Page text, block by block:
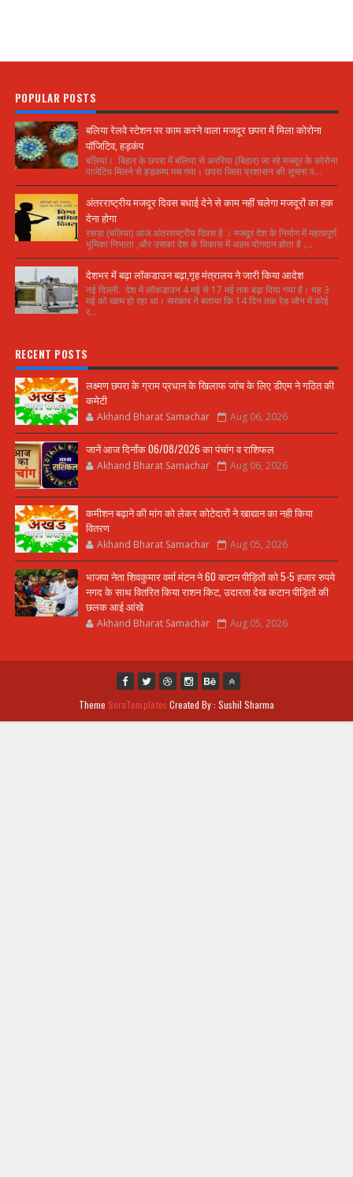
POPULAR POSTS
बलिया रेलवे स्टेशन पर काम करने वाला मजदूर छपरा में मिला कोरोना
पॉजिटिव, हड़कंप
बलिया। बिहार के छपरा में बलिया से अररिया (बिहार) जा रहे मजदूर के कोरोना
पाजेटिव मिलने से हड़कम्प मच गया। छपरा जिला प्रशासन की सूचना प...
अंतरराष्ट्रीय मजदूर दिवस बधाई देने से काम नहीं चलेगा मजदूरों का हक
देना होगा
रसड़ा (बलिया) आज अंतरराष्ट्रीय दिवस है । मजदूर देश के निर्माण में महत्वपूर्ण
भूमिका निभाता ,और उसका देश के विकास में अहम योगदान होता है ,...
देशभर में बढ़ा लॉकडाउन बढ़ा,गृह मंत्रालय ने जारी किया आदेश
नई दिल्ली. देश में लॉकडाउन 4 मई से 17 मई तक बढ़ा दिया गया है। यह 3
मई को खत्म हो रहा था। सरकार ने बताया कि 14 दिन तक रेड जोन में कोई
र...
RECENT POSTS
लक्ष्मण छपरा के ग्राम प्रधान के खिलाफ जांच के लिए डीएम ने गठित की
कमेटी
Akhand Bharat Samachar Aug 06, 2026
जानें आज दिनाँक 06/08/2026 का पंचांग व राशिफल
Akhand Bharat Samachar Aug 06, 2026
कमीशन बढ़ाने की मांग को लेकर कोटेदारों ने खाद्यान का नही किया
वितरण
Akhand Bharat Samachar Aug 05, 2026
भाजपा नेता शिवकुमार वर्मा मंटन ने 60 कटान पीड़ितों को 5-5 हजार रुपये
नगद के साथ वितरित किया राशन किट, उदारता देख कटान पीड़ितों की
छलक आई आंखे
Akhand Bharat Samachar Aug 05, 2026
Theme SoraTemplates Created By : Sushil Sharma